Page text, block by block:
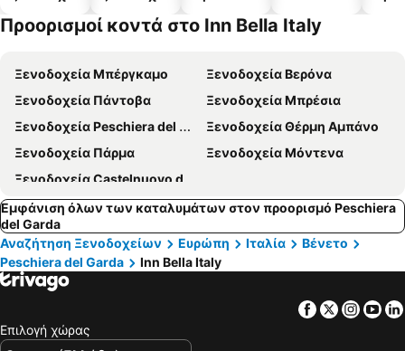
κατοικίδι
Προορισμοί κοντά στο Inn Bella Italy
Ξενοδοχεία Μπέργκαμο
Ξενοδοχεία Βερόνα
Ξενοδοχεία Πάντοβα
Ξενοδοχεία Μπρέσια
Ξενοδοχεία Peschiera del Garda
Ξενοδοχεία Θέρμη Αμπάνο
Ξενοδοχεία Πάρμα
Ξενοδοχεία Μόντενα
Ξενοδοχεία Castelnuovo del Garda
Εμφάνιση όλων των καταλυμάτων στον προορισμό Peschiera
del Garda
Αναζήτηση Ξενοδοχείων
Ευρώπη Ιταλία
Βένετο
Peschiera del Garda
Inn Bella Italy
Facebook
Twitter
Επιλογή χώρας